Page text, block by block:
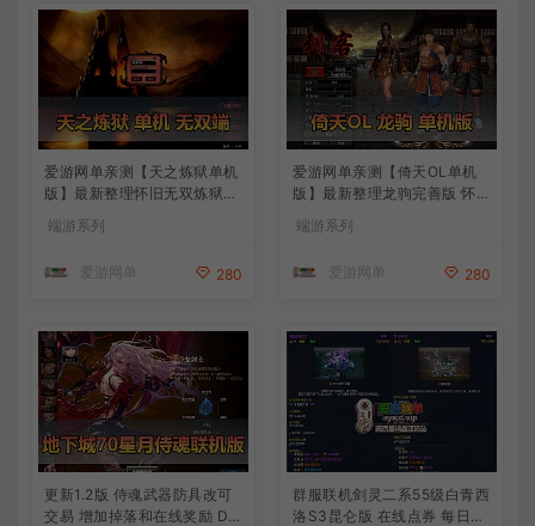
爱游网单亲测【天之炼狱单机
版】最新整理怀旧无双炼狱端
带GM工具注册 GM权限命令
发道具 视频安装教学 虚拟机
端游系列
爱游网单 280
爱游网单亲测【倚天OL单机
版】最新整理龙驹完善版 怀旧
武侠网游单机 带GM工具可发
物品装备 虚拟机一键端 视频
端游系列
爱游网单 280
更新1.2版 侍魂武器防具改可
交易 增加掉落和在线奖励 DN
群服联机剑灵二系55级白青西
洛S3昆仑版 在线点券 每日礼